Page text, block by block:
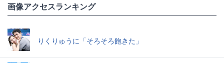
画像アクセスランキング
りくりゅうに「そろそろ飽きた」